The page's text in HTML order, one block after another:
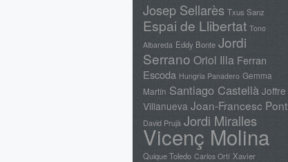
Josep Sellarès Txus Sanz
Espai de Llibertat Tono
Albareda Eddy Bonte Jordi
Serrano Oriol Illa Ferran
Escoda Hungria Panadero Gemma
Martín Santiago Castellà Joffre
Villanueva Joan-Francesc Pont
David Prujà Jordi Miralles
Vicenç Molina
Quique Toledo Carlos Ortí Xavier